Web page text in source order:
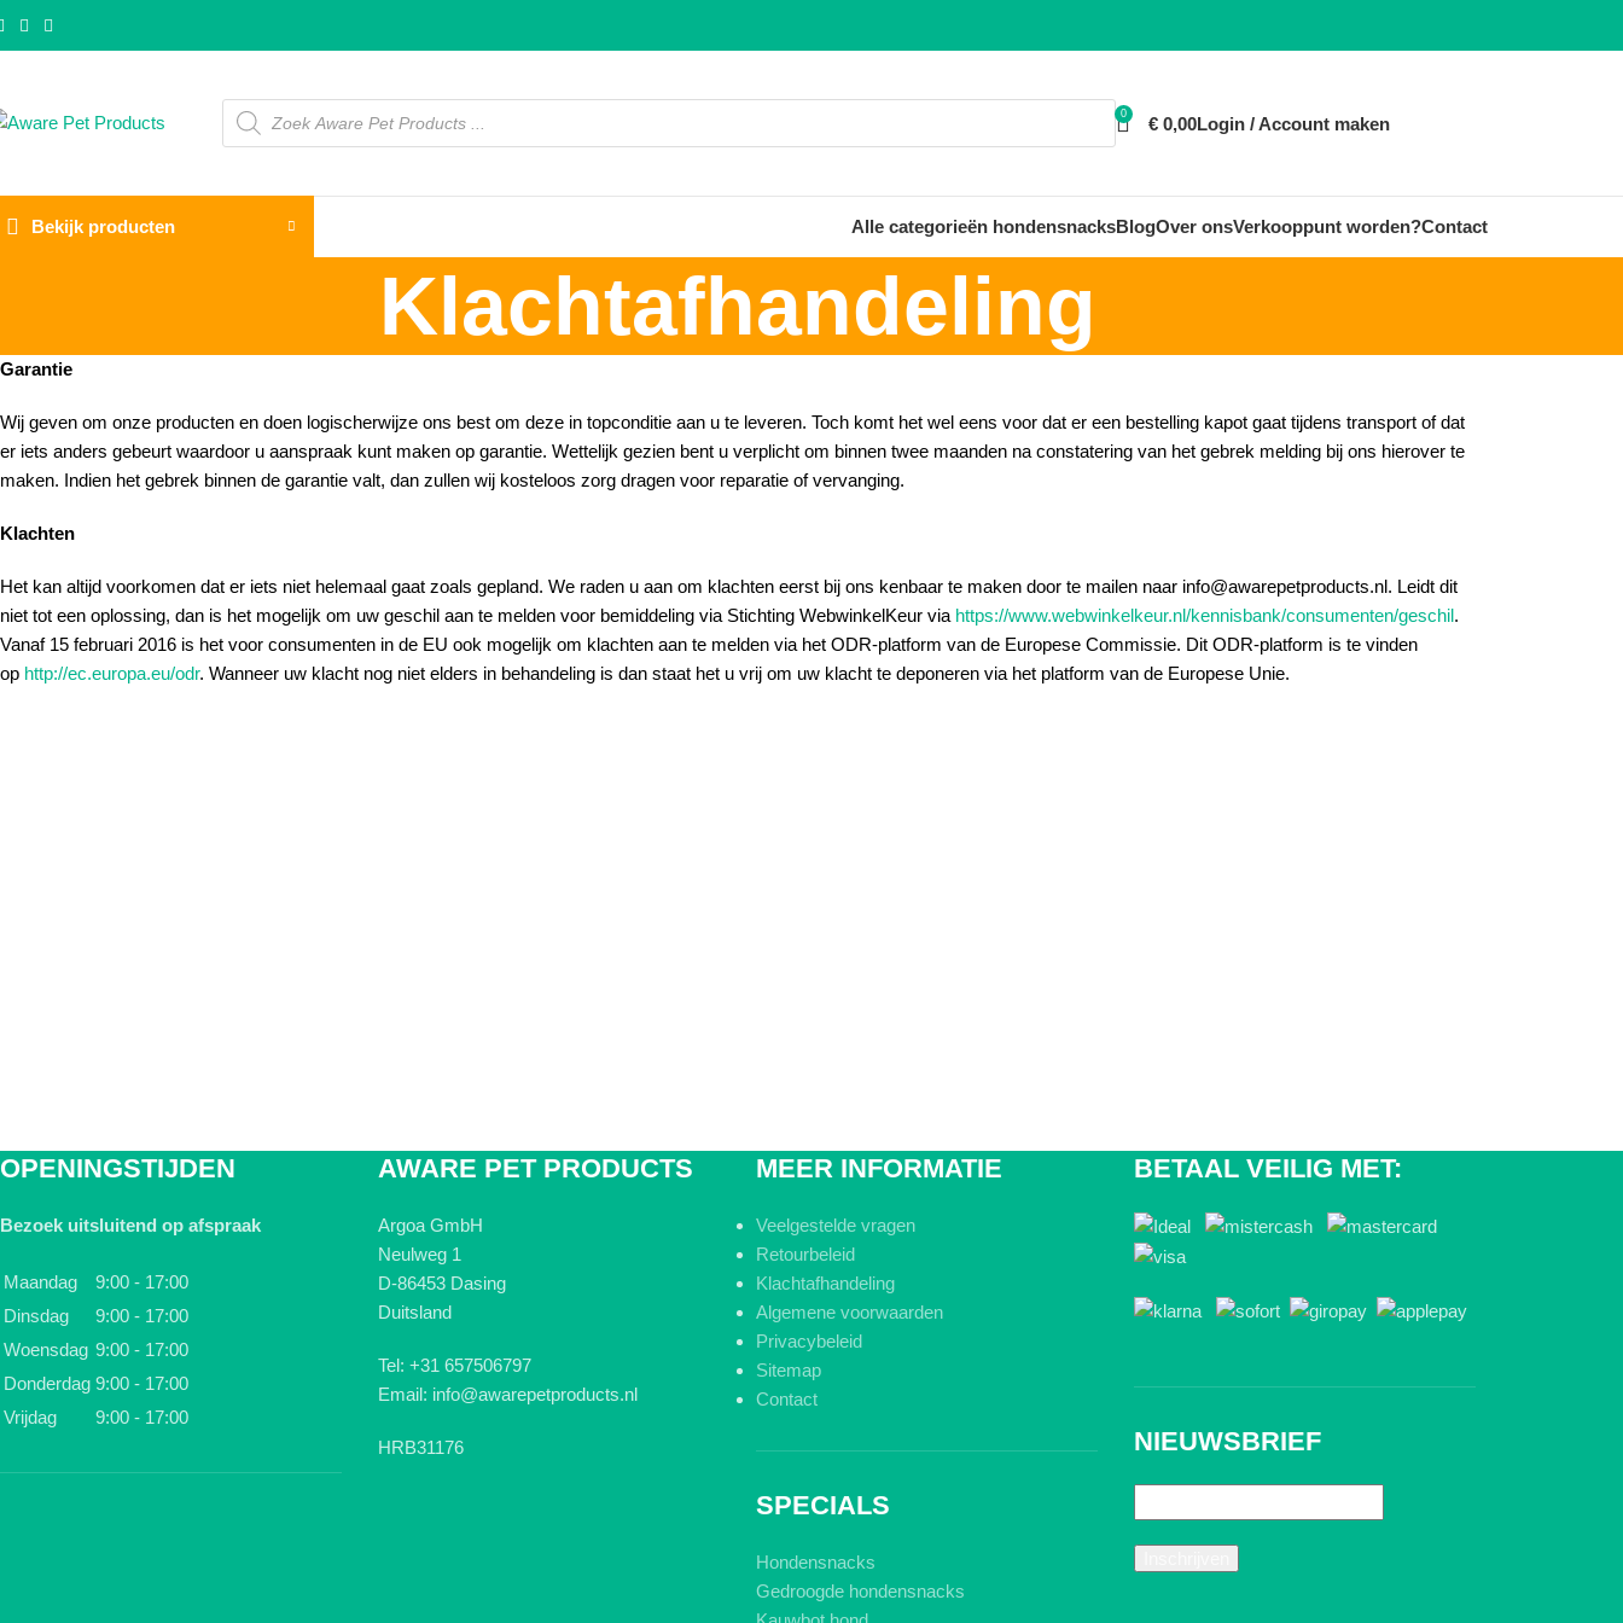
0 € 0,00Login / Account maken
Bekijk producten Alle categorieën hondensnacksBlogOver onsVerkooppunt worden?Contact
Klachtafhandeling
Garantie
Wij geven om onze producten en doen logischerwijze ons best om deze in topconditie aan u te leveren. Toch komt het wel eens voor dat er een bestelling kapot gaat tijdens transport of dat
er iets anders gebeurt waardoor u aanspraak kunt maken op garantie. Wettelijk gezien bent u verplicht om binnen twee maanden na constatering van het gebrek melding bij ons hierover te
maken. Indien het gebrek binnen de garantie valt, dan zullen wij kosteloos zorg dragen voor reparatie of vervanging.
Klachten
Het kan altijd voorkomen dat er iets niet helemaal gaat zoals gepland. We raden u aan om klachten eerst bij ons kenbaar te maken door te mailen naar info@awarepetproducts.nl. Leidt dit
niet tot een oplossing, dan is het mogelijk om uw geschil aan te melden voor bemiddeling via Stichting WebwinkelKeur via https://www.webwinkelkeur.nl/kennisbank/consumenten/geschil.
Vanaf 15 februari 2016 is het voor consumenten in de EU ook mogelijk om klachten aan te melden via het ODR-platform van de Europese Commissie. Dit ODR-platform is te vinden
op http://ec.europa.eu/odr. Wanneer uw klacht nog niet elders in behandeling is dan staat het u vrij om uw klacht te deponeren via het platform van de Europese Unie.
OPENINGSTIJDEN
Bezoek uitsluitend op afspraak
Maandag
9:00 - 17:00
Dinsdag
9:00 - 17:00
Woensdag 9:00 - 17:00
Donderdag 9:00 - 17:00
Vrijdag
9:00 - 17:00
AWARE PET PRODUCTS
Argoa GmbH
Neulweg 1
D-86453 Dasing
Duitsland
Tel: +31 657506797
Email: info@awarepetproducts.nl
HRB31176
MEER INFORMATIE
Veelgestelde vragen
Retourbeleid
Klachtafhandeling
Algemene voorwaarden
Privacybeleid
Sitemap
Contact
SPECIALS
Hondensnacks
Gedroogde hondensnacks
BETAAL VEILIG MET:
NIEUWSBRIEF